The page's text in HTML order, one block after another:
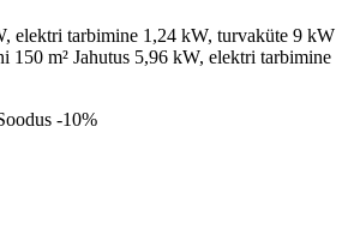
elektri tarbimine 1,24 kW, turvaküte 9 kW
150 m² Jahutus 5,96 kW, elektri tarbimine
-10%